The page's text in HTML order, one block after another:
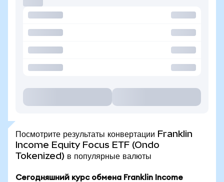
Посмотрите результаты конвертации Franklin
Income Equity Focus ETF (Ondo
Tokenized) в популярные валюты
Сегодняшний курс обмена Franklin Income